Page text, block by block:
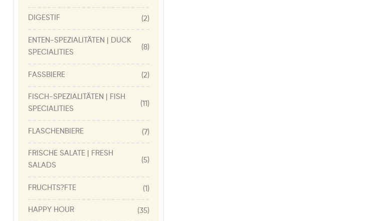
DIGESTIF (2)
ENTEN-SPEZIALITÄTEN | DUCK
SPECIALITIES
(8)
FASSBIERE (2)
FISCH-SPEZIALITÄTEN | FISH
SPECIALITIES
(11)
FLASCHENBIERE (7)
FRISCHE SALATE | FRESH
SALADS
(5)
FRUCHTS?FTE (1)
HAPPY HOUR (35)